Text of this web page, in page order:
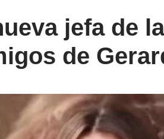
jefa de
de